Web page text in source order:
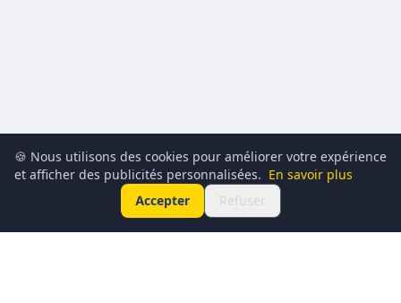
🍪 Nous utilisons des cookies pour améliorer votre expérience
et afficher des publicités personnalisées. En savoir plus
Accepter
Refuser